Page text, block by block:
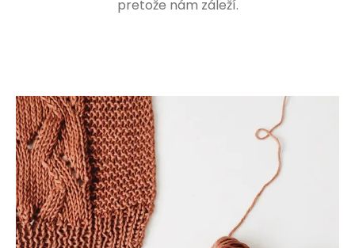
pretože nám záleží.